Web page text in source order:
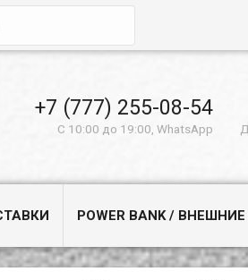
+7 (777) 255-08-54
С 10:00 до 19:00, WhatsApp
POWER BANK /